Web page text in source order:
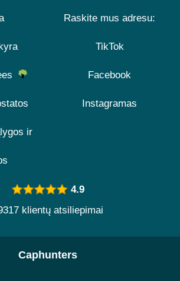
ir
Raskite mus adresu:
TikTok
Facebook
Instagramas
4.9
klientų atsiliepimai
Caphunters